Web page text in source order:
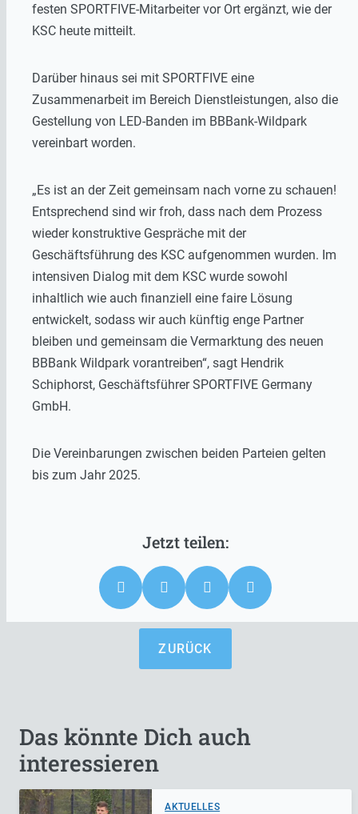
festen SPORTFIVE-Mitarbeiter vor Ort ergänzt, wie der
KSC heute mitteilt.
Darüber hinaus sei mit SPORTFIVE eine
Zusammenarbeit im Bereich Dienstleistungen, also die
Gestellung von LED-Banden im BBBank-Wildpark
vereinbart worden.
„Es ist an der Zeit gemeinsam nach vorne zu schauen!
Entsprechend sind wir froh, dass nach dem Prozess
wieder konstruktive Gespräche mit der
Geschäftsführung des KSC aufgenommen wurden. Im
intensiven Dialog mit dem KSC wurde sowohl
inhaltlich wie auch finanziell eine faire Lösung
entwickelt, sodass wir auch künftig enge Partner
bleiben und gemeinsam die Vermarktung des neuen
BBBank Wildpark vorantreiben“, sagt Hendrik
Schiphorst, Geschäftsführer SPORTFIVE Germany
GmbH.
Die Vereinbarungen zwischen beiden Parteien gelten
bis zum Jahr 2025.
ZURÜCK
Das könnte Dich auch
interessieren
AKTUELLES